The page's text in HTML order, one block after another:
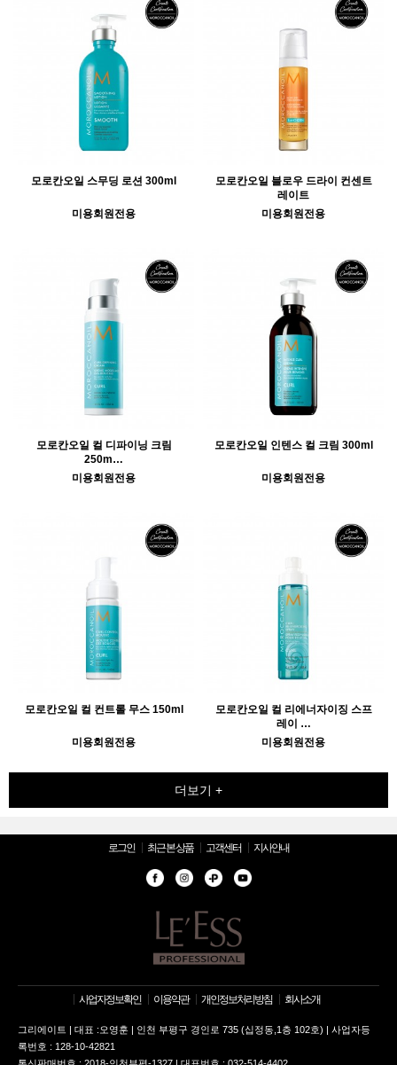
모로칸오일 스무딩 로션 300ml
미용회원전용
모로칸오일 블로우 드라이 컨센트
레이트
미용회원전용
모로칸오일 컬 디파이닝 크림
250m…
미용회원전용
모로칸오일 인텐스 컬 크림 300ml
미용회원전용
모로칸오일 컬 컨트롤 무스 150ml
미용회원전용
모로칸오일 컬 리에너자이징 스프
레이 …
미용회원전용
더보기 +
로그인 최근 본 상품 고객센터 지사안내
사업자정보확인 이용약관 개인정보처리방침 회사소개
그리에이트 | 대표 :오영훈 | 인천 부평구 경인로 735 (십정동,1층 102호) | 사업자등
록번호 : 128-10-42821